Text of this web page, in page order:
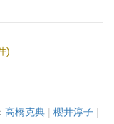
)
高橋克典 | 櫻井淳子 |